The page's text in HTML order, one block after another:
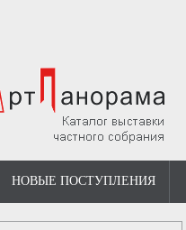
НОВЫЕ ПОСТУПЛЕНИЯ